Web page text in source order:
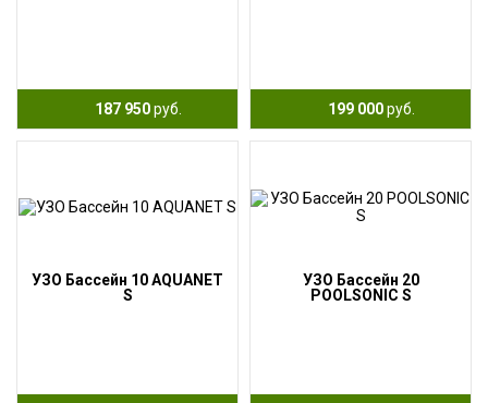
187 950руб. 199 000руб.
УЗО Бассейн 10 AQUANET
S
УЗО Бассейн 20
POOLSONIC S